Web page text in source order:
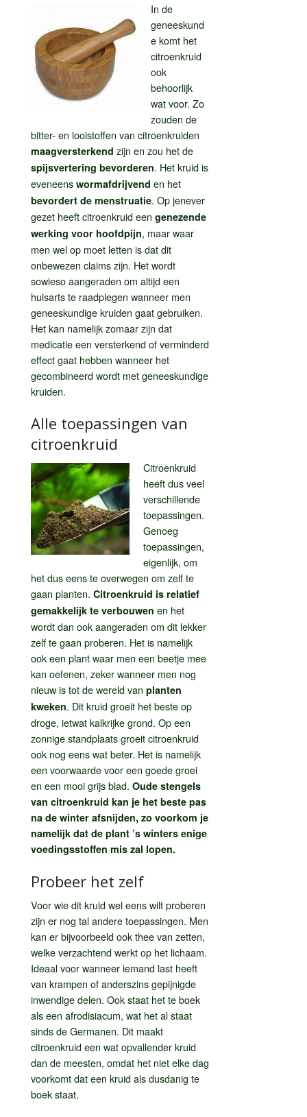
In de
geneeskund
e komt het
citroenkruid
ook
behoorlijk
wat voor. Zo
zouden de
bitter- en looistoffen van citroenkruiden
maagversterkend zijn en zou het de
spijsvertering bevorderen. Het kruid is
eveneens wormafdrijvend en het
bevordert de menstruatie. Op jenever
gezet heeft citroenkruid een genezende
werking voor hoofdpijn, maar waar
men wel op moet letten is dat dit
onbewezen claims zijn. Het wordt
sowieso aangeraden om altijd een
huisarts te raadplegen wanneer men
geneeskundige kruiden gaat gebruiken.
Het kan namelijk zomaar zijn dat
medicatie een versterkend of verminderd
effect gaat hebben wanneer het
gecombineerd wordt met geneeskundige
kruiden.
Alle toepassingen van
citroenkruid
Citroenkruid
heeft dus veel
verschillende
toepassingen.
Genoeg
toepassingen,
eigenlijk, om
het dus eens te overwegen om zelf te
gaan planten. Citroenkruid is relatief
gemakkelijk te verbouwen en het
wordt dan ook aangeraden om dit lekker
zelf te gaan proberen. Het is namelijk
ook een plant waar men een beetje mee
kan oefenen, zeker wanneer men nog
nieuw is tot de wereld van planten
kweken. Dit kruid groeit het beste op
droge, ietwat kalkrijke grond. Op een
zonnige standplaats groeit citroenkruid
ook nog eens wat beter. Het is namelijk
een voorwaarde voor een goede groei
en een mooi grijs blad. Oude stengels
van citroenkruid kan je het beste pas
na de winter afsnijden, zo voorkom je
namelijk dat de plant ’s winters enige
voedingsstoffen mis zal lopen.
Probeer het zelf
Voor wie dit kruid wel eens wilt proberen
zijn er nog tal andere toepassingen. Men
kan er bijvoorbeeld ook thee van zetten,
welke verzachtend werkt op het lichaam.
Ideaal voor wanneer iemand last heeft
van krampen of anderszins gepijnigde
inwendige delen. Ook staat het te boek
als een afrodisiacum, wat het al staat
sinds de Germanen. Dit maakt
citroenkruid een wat opvallender kruid
dan de meesten, omdat het niet elke dag
voorkomt dat een kruid als dusdanig te
boek staat.